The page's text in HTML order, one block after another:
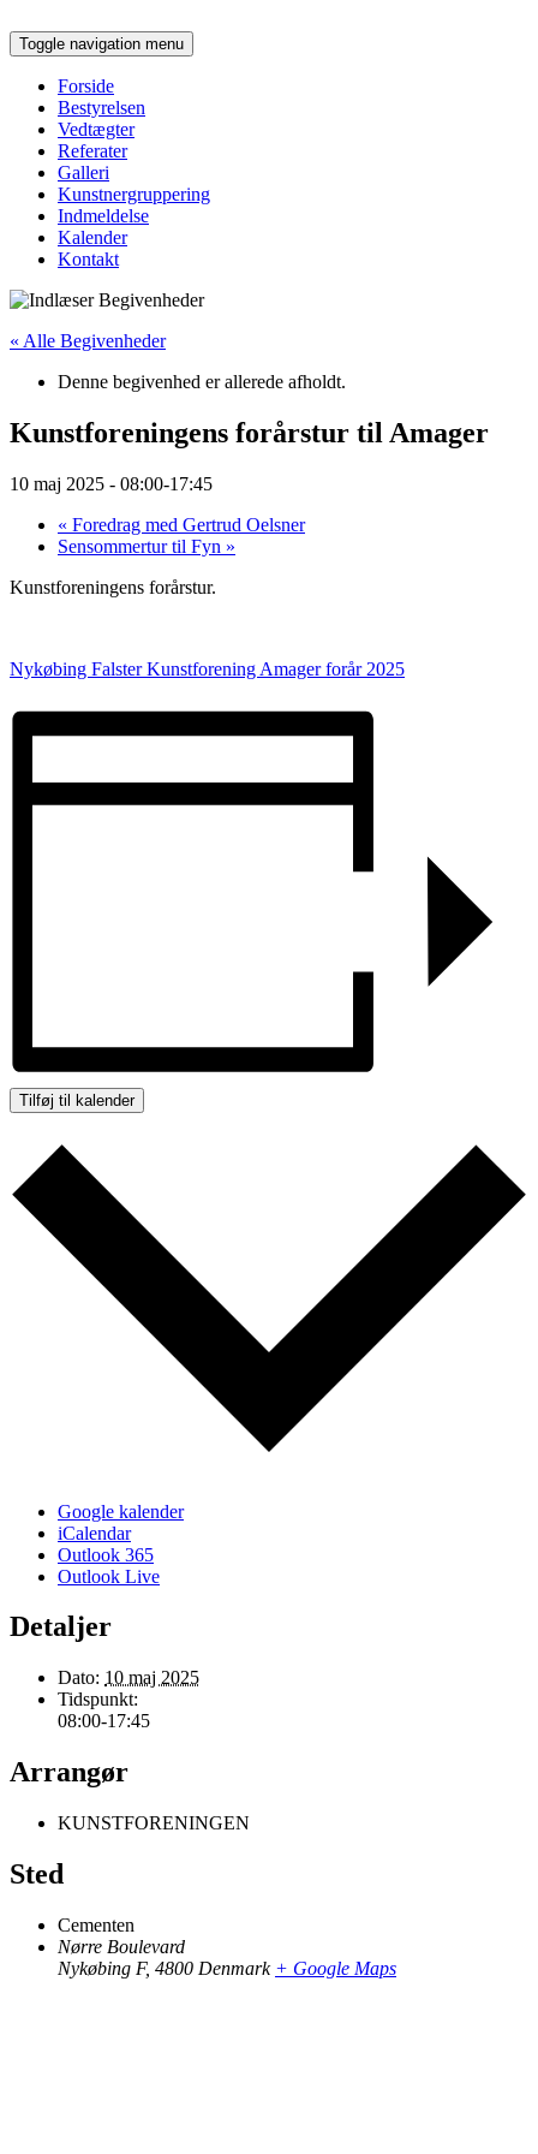
Toggle navigation menu
Forside
Bestyrelsen
Vedtægter
Referater
Galleri
Kunstnergruppering
Indmeldelse
Kalender
Kontakt
« Alle Begivenheder
Denne begivenhed er allerede afholdt.
Kunstforeningens forårstur til Amager
10 maj 2025 - 08:00-17:45
« Foredrag med Gertrud Oelsner
Sensommertur til Fyn »
Kunstforeningens forårstur.
Nykøbing Falster Kunstforening Amager forår 2025
Tilføj til kalender
Google kalender
iCalendar
Outlook 365
Outlook Live
Detaljer
Dato: 10 maj 2025
Tidspunkt:
08:00-17:45
Arrangør
KUNSTFORENINGEN
Sted
Cementen
Nørre Boulevard
Nykøbing F, 4800 Denmark + Google Maps